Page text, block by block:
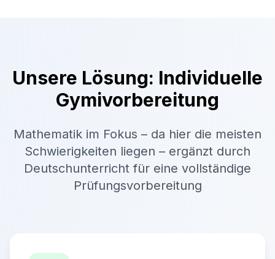
Unsere Lösung: Individuelle
Gymivorbereitung
Mathematik im Fokus – da hier die meisten
Schwierigkeiten liegen – ergänzt durch
Deutschunterricht für eine vollständige
Prüfungsvorbereitung